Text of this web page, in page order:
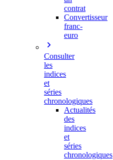
contrat
Convertisseur
franc-
euro
Consulter
les
indices
et
séries
chronologiques
Actualités
des
indices
et
séries
chronologiques